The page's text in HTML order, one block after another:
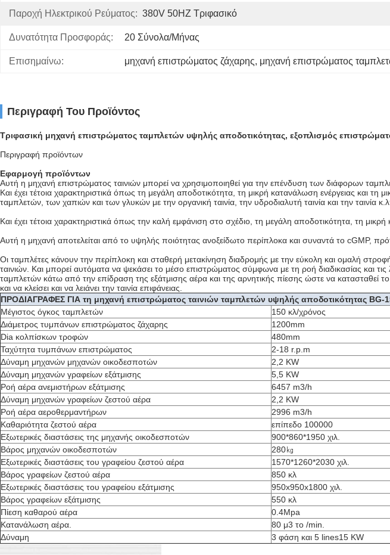
Παροχή Ηλεκτρικού Ρεύματος: 380V 50HZ Τριφασικό
Δυνατότητα Προσφοράς: 20 Σύνολα/μήνας
Επισημαίνω: μηχανή επιστρώματος ζάχαρης, μηχανή επιστρώματος
Περιγραφή Του Προϊόντος
Τριφασική μηχανή επιστρώματος ταμπλετών υψηλής αποδοτικότητας, εξοπλισμός
Περιγραφή προϊόντων
Εφαρμογή προϊόντων
Αυτή η μηχανή επιστρώματος ταινιών μπορεί να χρησιμοποιηθεί για την επένδυση των διάφορων
Και έχει τέτοια χαρακτηριστικά όπως τη μεγάλη αποδοτικότητα, τη μικρή κατανάλωση ενέργειας και
ταμπλετών, των χαπιών και των γλυκών με την οργανική ταινία, την υδροδιαλυτή ταινία και την ταινία
Και έχει τέτοια χαρακτηριστικά όπως την καλή εμφάνιση στο σχέδιο, τη μεγάλη αποδοτικότητα, τη
Αυτή η μηχανή αποτελείται από το υψηλής ποιότητας ανοξείδωτο περίπλοκα και συναντά το cGMP,
Οι ταμπλέτες κάνουν την περίπλοκη και σταθερή μετακίνηση διαδρομής με την εύκολη και ομαλή
ταινιών. Και μπορεί αυτόματα να ψεκάσει το μέσο επιστρώματος σύμφωνα με τη ροή διαδικασίας και
ταμπλετών κάτω από την επίδραση της εξάτμισης αέρα και της αρνητικής πίεσης ώστε να κατασταθεί
και να κλείσει και να λειάνει την ταινία επιφάνειας.
ΠΡΟΔΙΑΓΡΑΦΕΣ ΓΙΑ τη μηχανή επιστρώματος ταινιών ταμπλετών υψηλής αποδοτικότητας BG-
Μέγιστος όγκος ταμπλετών
150 κλ/χρόνος
Διάμετρος τυμπάνων επιστρώματος ζάχαρης
1200mm
Dia κολπίσκων τροφών
480mm
Ταχύτητα τυμπάνων επιστρώματος
2-18 r.p.m
Δύναμη μηχανών μηχανών οικοδεσποτών
2,2 KW
Δύναμη μηχανών γραφείων εξάτμισης
5,5 KW
Ροή αέρα ανεμιστήρων εξάτμισης
6457 m3/h
Δύναμη μηχανών γραφείων ζεστού αέρα
2,2 KW
Ροή αέρα αεροθερμαντήρων
2996 m3/h
Καθαριότητα ζεστού αέρα
επίπεδο 100000
Εξωτερικές διαστάσεις της μηχανής οικοδεσποτών
900*860*1950 χιλ.
Βάρος μηχανών οικοδεσποτών
280㎏
Εξωτερικές διαστάσεις του γραφείου ζεστού αέρα
1570*1260*2030 χιλ.
Βάρος γραφείων ζεστού αέρα
850 κλ
Εξωτερικές διαστάσεις του γραφείου εξάτμισης
950x950x1800 χιλ.
Βάρος γραφείων εξάτμισης
550 κλ
Πίεση καθαρού αέρα
0.4Mpa
Κατανάλωση αέρα.
80 μ3 το /min.
Δύναμη
3 φάση και 5 lines15 KW